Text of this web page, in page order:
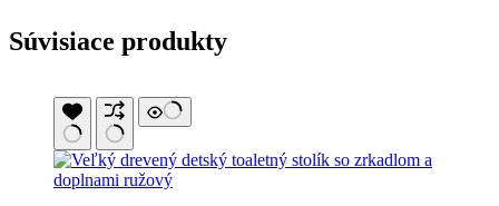
Súvisiace produkty